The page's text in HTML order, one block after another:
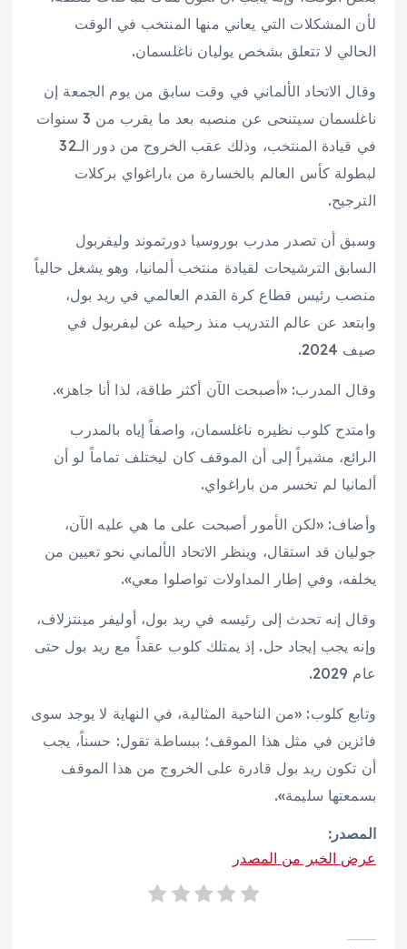
لأن المشكلات التي يعاني منها المنتخب في الوقت
الحالي لا تتعلق بشخص يوليان ناغلسمان.
وقال الاتحاد الألماني في وقت سابق من يوم الجمعة إن
ناغلسمان سيتنحى عن منصبه بعد ما يقرب من 3 سنوات
في قيادة المنتخب، وذلك عقب الخروج من دور الـ32
لبطولة كأس العالم بالخسارة من باراغواي بركلات
الترجيح.
وسبق أن تصدر مدرب بوروسيا دورتموند وليفربول
السابق الترشيحات لقيادة منتخب ألمانيا، وهو يشغل حالياً
منصب رئيس قطاع كرة القدم العالمي في ريد بول،
وابتعد عن عالم التدريب منذ رحيله عن ليفربول في
صيف 2024.
وقال المدرب: «أصبحت الآن أكثر طاقة، لذا أنا جاهز».
وامتدح كلوب نظيره ناغلسمان، واصفاً إياه بالمدرب
الرائع، مشيراً إلى أن الموقف كان ليختلف تماماً لو أن
ألمانيا لم تخسر من باراغواي.
وأضاف: «لكن الأمور أصبحت على ما هي عليه الآن،
جوليان قد استقال، وينظر الاتحاد الألماني نحو تعيين من
يخلفه، وفي إطار المداولات تواصلوا معي».
وقال إنه تحدث إلى رئيسه في ريد بول، أوليفر مينتزلاف،
وإنه يجب إيجاد حل. إذ يمتلك كلوب عقداً مع ريد بول حتى
عام 2029.
وتابع كلوب: «من الناحية المثالية، في النهاية لا يوجد سوى
فائزين في مثل هذا الموقف؛ ببساطة تقول: حسناً، يجب
أن تكون ريد بول قادرة على الخروج من هذا الموقف
بسمعتها سليمة».
المصدر:
عرض الخبر من المصدر